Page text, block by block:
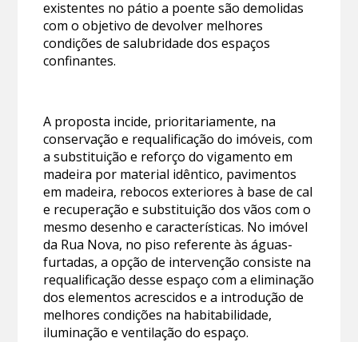
existentes no pátio a poente são demolidas
com o objetivo de devolver melhores
condições de salubridade dos espaços
confinantes.
A proposta incide, prioritariamente, na
conservação e requalificação do imóveis, com
a substituição e reforço do vigamento em
madeira por material idêntico, pavimentos
em madeira, rebocos exteriores à base de cal
e recuperação e substituição dos vãos com o
mesmo desenho e características. No imóvel
da Rua Nova, no piso referente às águas-
furtadas, a opção de intervenção consiste na
requalificação desse espaço com a eliminação
dos elementos acrescidos e a introdução de
melhores condições na habitabilidade,
iluminação e ventilação do espaço.